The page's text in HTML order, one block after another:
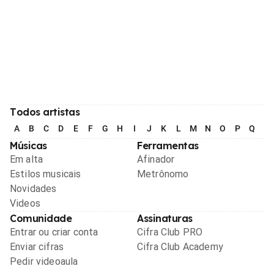
Todos artistas
A B C D E F G H I J K L M N O P Q
Músicas
Em alta
Estilos musicais
Novidades
Videos
Ferramentas
Afinador
Metrônomo
Comunidade
Entrar ou criar conta
Enviar cifras
Pedir videoaula
Assinaturas
Cifra Club PRO
Cifra Club Academy